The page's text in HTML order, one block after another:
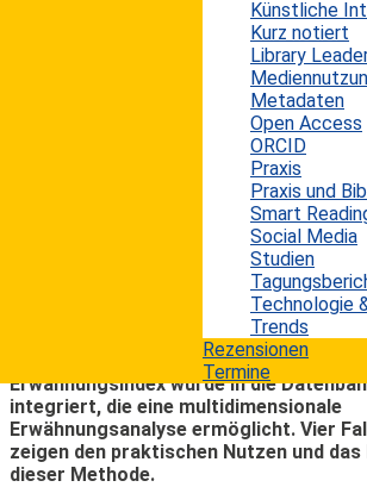
Künstliche
Kurz notiert
Library
Metadaten
Open Access
ORCID
Praxis
Praxis und
Smart
Social Media
Studien
Technologie
Trends
Rezensionen
Termine
darum geht, Zeiträume in der
Natur- und Geisteswissenschaften vor
Aufkommen der modernen Zitierpraxis
analysieren. In dem Artikel
citations: Introducing mention
analysis” wird eine alternative Methode
bei der Erwähnungen extrahiert und
werden, um Verbindungen zwischen
Wissenschaftlern und Texten in
Zeiträumen abzubilden. Hierbei wurde
Verfahren entwickelt, um einen
Erwähnungsindex zu erstellen, der
Erwähnungsverknüpfungen aus Artikeln
Zeitschriften umfasst. Mit einer
93 % wurden diese Erwähnungen
die Genauigkeit zwischen 82 % und 91
Erwähnungsindex wurde in die
integriert, die eine multidimensionale
Erwähnungsanalyse ermöglicht. Vier
zeigen den praktischen Nutzen und
dieser Methode.